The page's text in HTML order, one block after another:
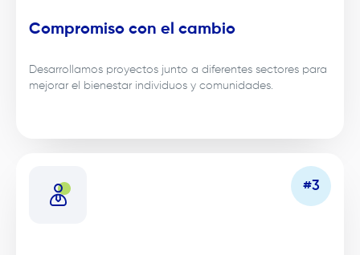
Compromiso con el cambio
Desarrollamos proyectos junto a diferentes sectores para
mejorar el bienestar individuos y comunidades.